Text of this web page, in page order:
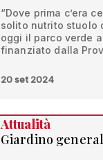
“Dove prima c’era
solito nutrito stuolo
oggi il parco verde
finanziato dalla
20 set 2024
Attualità
Giardino